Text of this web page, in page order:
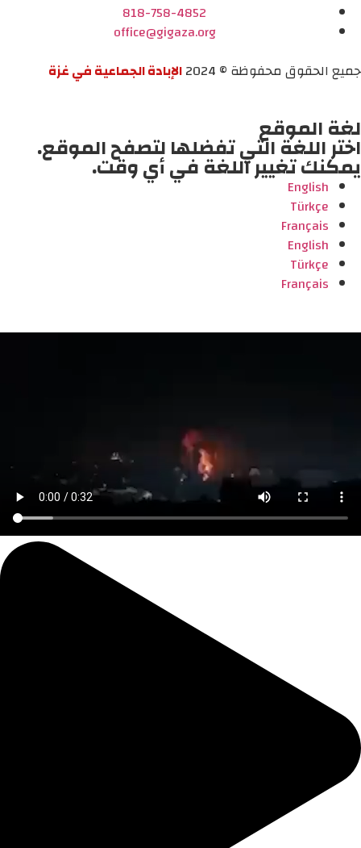
818-758-4852
office@gigaza.org
جميع الحقوق محفوظة © 2024
الإبادة الجماعية في غزة
لغة الموقع
اختر اللغة التي تفضلها لتصفح الموقع.
يمكنك تغيير اللغة في أي وقت.
English
Türkçe
Français
English
Türkçe
Français